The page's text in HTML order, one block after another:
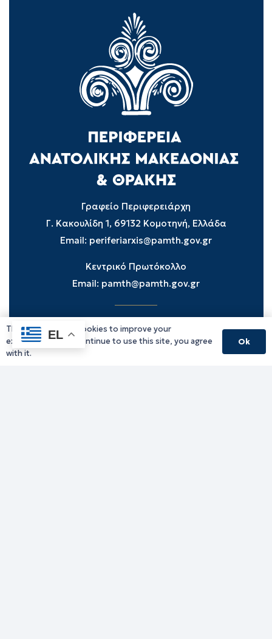
Γραφείο Περιφερειάρχη
Γ. Κακουλίδη 1, 69132 Κομοτηνή, Ελλάδα
Email: periferiarxis@pamth.gov.gr
Κεντρικό Πρωτόκολλο
Email: pamth@pamth.gov.gr
Υπηρεσίες Δράμας
Υπηρεσίες Καβάλας
EL
This website uses cookies to improve your
experience. If you continue to use this site, you agree
with it.
Ok